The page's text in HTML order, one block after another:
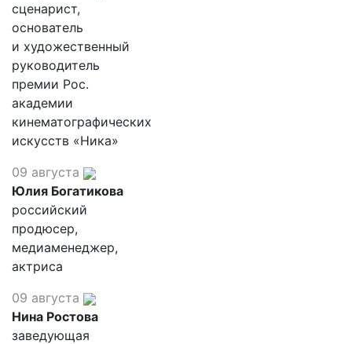
сценарист,
основатель
и художественный
руководитель
премии Рос.
академии
кинематографических
искусств «Ника»
09 августа
Юлия Богатикова
российский
продюсер,
медиаменеджер,
актриса
09 августа
Нина Ростова
заведующая